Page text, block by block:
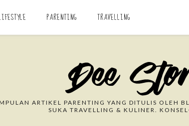
PARENTING TRAVELLING
Search This Blog
ARTIKEL PARENTING YANG DITULIS OLEH
SUKA TRAVELLING & KULINER.